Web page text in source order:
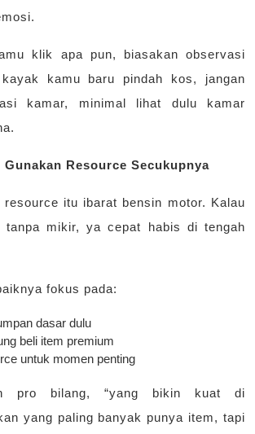
klik apa pun, biasakan observasi
kamu baru pindah kos, jangan
kamar, minimal lihat dulu kamar
Resource Secukupnya
resource itu ibarat bensin motor. Kalau
tanpa mikir, ya cepat habis di tengah
fokus pada:
dasar dulu
beli item premium
untuk momen penting
pro bilang, “yang bikin kuat di
yang paling banyak punya item, tapi